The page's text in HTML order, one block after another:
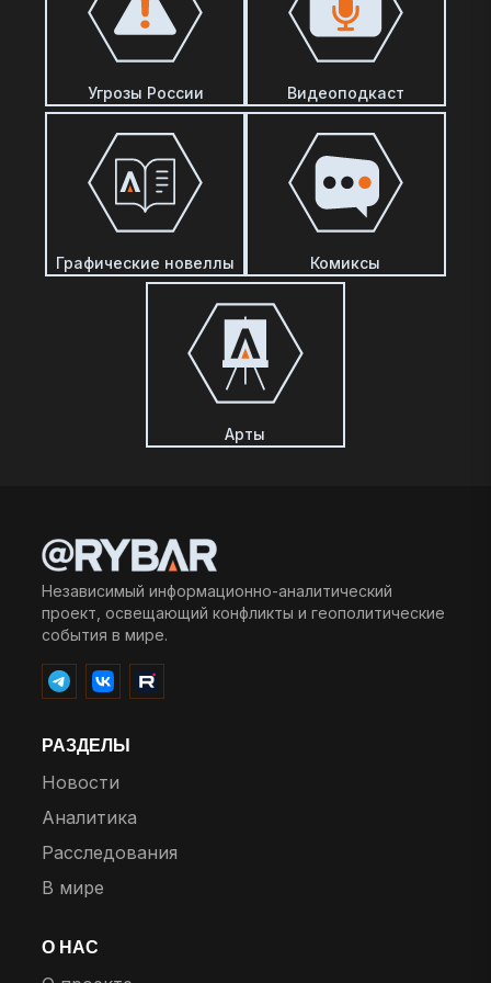
Угрозы России Видеоподкаст
Графические новеллы Комиксы
Арты
Независимый информационно-аналитический
проект, освещающий конфликты и геополитические
события в мире.
РАЗДЕЛЫ
Новости
Аналитика
Расследования
В мире
О НАС